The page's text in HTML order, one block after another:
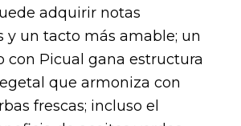
adquirir notas
y un tacto más amable; un
con Picual gana estructura
que armoniza con
frescas; incluso el